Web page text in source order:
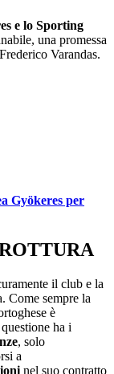
e lo Sporting
una promessa
Varandas.
Gyökeres per
il club e la
Come sempre la
è
ha i
, solo
a
nel suo contratto